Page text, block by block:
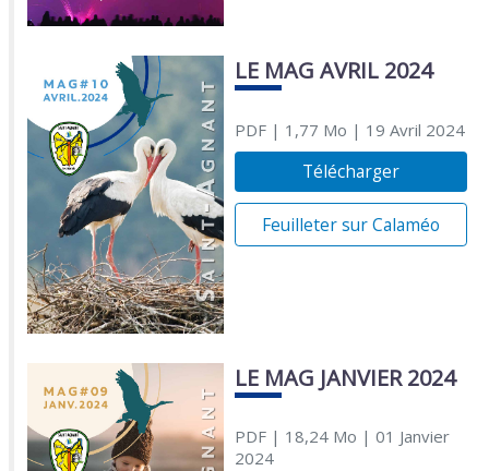
LE MAG AVRIL 2024
PDF| 1,77 Mo | 19 Avril 2024
Télécharger
Feuilleter sur Calaméo
LE MAG JANVIER 2024
PDF| 18,24 Mo | 01 Janvier
2024